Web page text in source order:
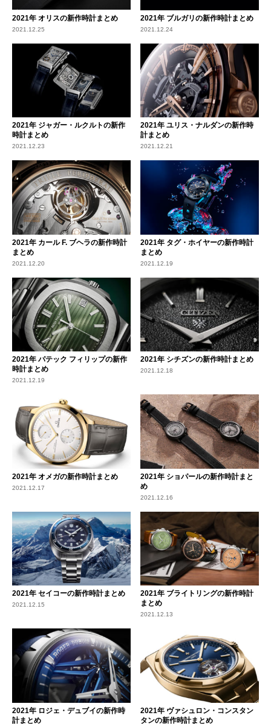
2021年 オリスの新作時計まとめ
2021.12.25
2021年 ブルガリの新作時計まとめ
2021.12.24
2021年 ジャガー・ルクルトの新作
時計まとめ
2021.12.23
2021年 ユリス・ナルダンの新作時
計まとめ
2021.12.21
2021年 カール F. ブヘラの新作時計
まとめ
2021.12.20
2021年 タグ・ホイヤーの新作時計
まとめ
2021.12.19
2021年 パテック フィリップの新作
時計まとめ
2021.12.19
2021年 シチズンの新作時計まとめ
2021.12.18
2021年 オメガの新作時計まとめ
2021.12.17
2021年 ショパールの新作時計まと
め
2021.12.16
2021年 セイコーの新作時計まとめ
2021.12.15
2021年 ブライトリングの新作時計
まとめ
2021.12.13
2021年 ロジェ・デュブイの新作時
計まとめ
2021年 ヴァシュロン・コンスタン
タンの新作時計まとめ